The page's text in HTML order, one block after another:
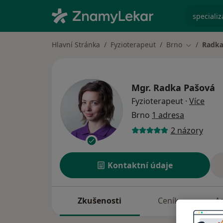
Hlavní Stránka Fyzioterapeut Brno Změna
Mgr. Radka Pašová
Fyzioterapeut · Více
Brno 1 adresa
2 názory
Kontaktní údaje
Zkušenosti Ceník